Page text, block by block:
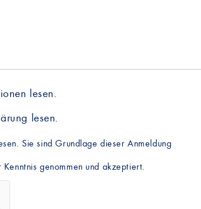
lesen.
lesen.
Sie sind Grundlage dieser Anmeldung
genommen und akzeptiert.